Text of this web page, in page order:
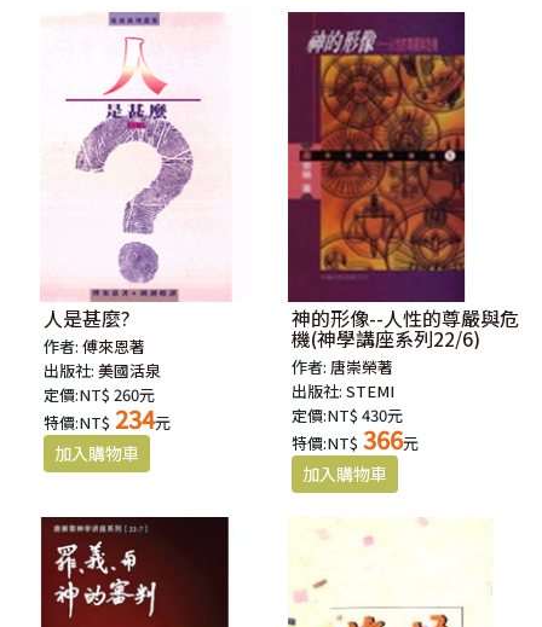
人是甚麼?
作者:傅來恩著
出版社:美國活泉
定價:NT$ 260元
特價:NT$ 234元
神的形像--人性的尊嚴與危
機(神學講座系列22/6)
作者:唐崇榮著
出版社:STEMI
定價:NT$ 430元
特價:NT$ 366元